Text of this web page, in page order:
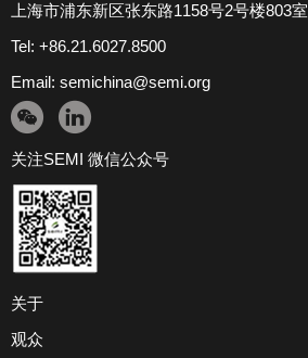
上海市浦东新区张东路1158号2号楼803室
Tel: +86.21.6027.8500
Email: semichina@semi.org
关注SEMI 微信公众号
关于
观众